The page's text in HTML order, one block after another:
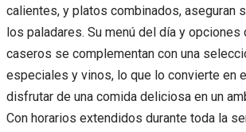
calientes, y platos combinados, aseguran
los paladares. Su menú del día y
caseros se complementan con una
especiales y vinos, lo que lo convierte en
disfrutar de una comida deliciosa en un
Con horarios extendidos durante toda la